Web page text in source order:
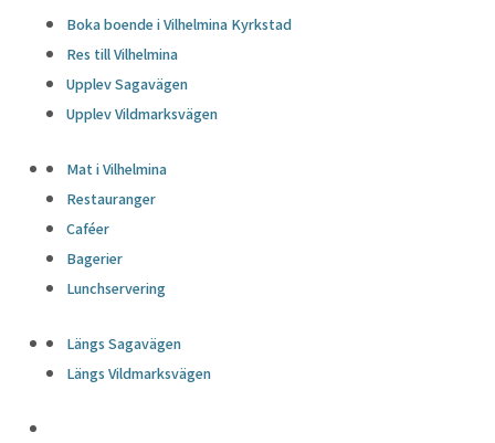
Boka boende i Vilhelmina Kyrkstad
Res till Vilhelmina
Upplev Sagavägen
Upplev Vildmarksvägen
Mat i Vilhelmina
Restauranger
Caféer
Bagerier
Lunchservering
Längs Sagavägen
Längs Vildmarksvägen